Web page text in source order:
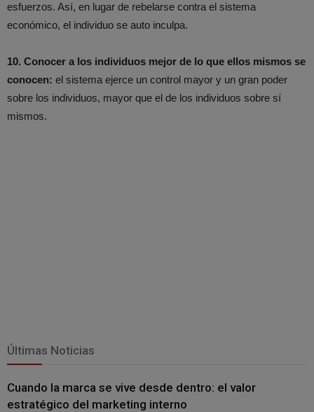
esfuerzos. Así, en lugar de rebelarse contra el sistema
económico, el individuo se auto inculpa.
10. Conocer a los individuos mejor de lo que ellos mismos se
conocen: el sistema ejerce un control mayor y un gran poder
sobre los individuos, mayor que el de los individuos sobre sí
mismos.
Últimas Noticias
Cuando la marca se vive desde dentro: el valor
estratégico del marketing interno